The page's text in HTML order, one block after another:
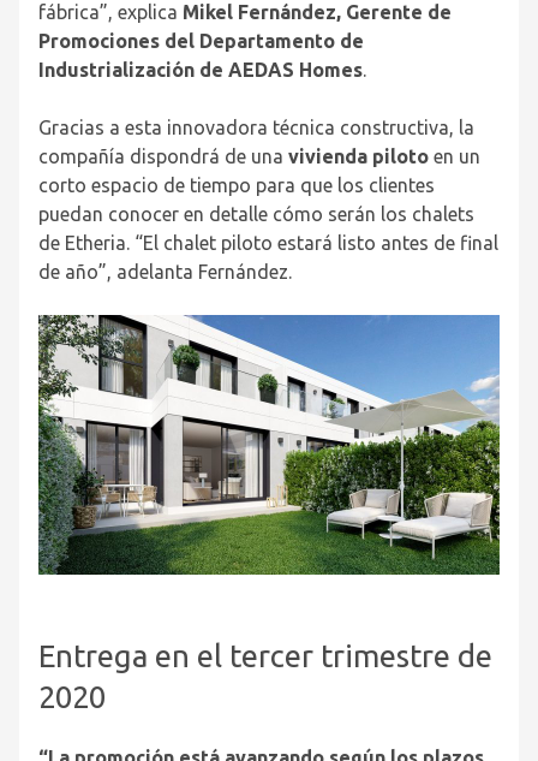
fábrica”, explica Mikel Fernández, Gerente de
Promociones del Departamento de
Industrialización de AEDAS Homes.
Gracias a esta innovadora técnica constructiva, la
compañía dispondrá de una vivienda piloto en un
corto espacio de tiempo para que los clientes
puedan conocer en detalle cómo serán los chalets
de Etheria. “El chalet piloto estará listo antes de final
de año”, adelanta Fernández.
Entrega en el tercer trimestre de
2020